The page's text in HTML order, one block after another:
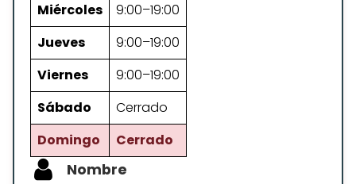
Miércoles
9:00–19:00
Jueves
9:00–19:00
Viernes
9:00–19:00
Sábado
Cerrado
Domingo
Cerrado
Nombre